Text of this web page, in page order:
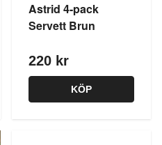
Astrid 4-pack
Servett Brun
220 kr
KÖP